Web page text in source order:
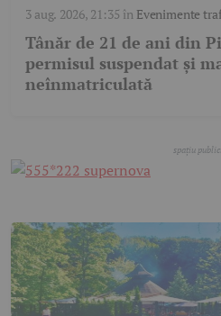
3 aug. 2026, 21:35 în Evenimente
Tânăr de 21 de ani din
permisul suspendat și
neînmatriculată